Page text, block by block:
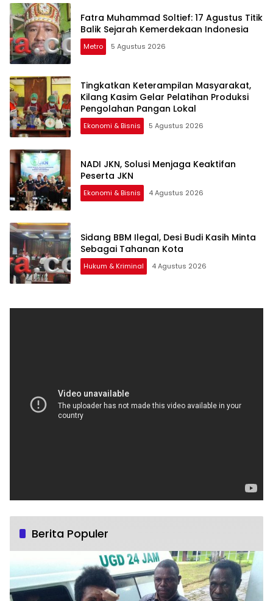
Fatra Muhammad Soltief: 17 Agustus Titik
Balik Sejarah Kemerdekaan Indonesia
Metro 5 Agustus 2026
Tingkatkan Keterampilan Masyarakat,
Kilang Kasim Gelar Pelatihan Produksi
Pengolahan Pangan Lokal
Ekonomi & Bisnis 5 Agustus 2026
NADI JKN, Solusi Menjaga Keaktifan
Peserta JKN
Ekonomi & Bisnis 4 Agustus 2026
Sidang BBM Ilegal, Desi Budi Kasih Minta
Sebagai Tahanan Kota
Hukum & Kriminal 4 Agustus 2026
Berita Populer